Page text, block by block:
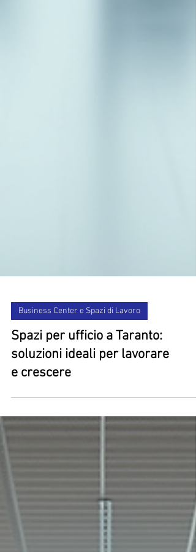
Business Center e Spazi di Lavoro
Spazi per ufficio a Taranto:
soluzioni ideali per lavorare
e crescere